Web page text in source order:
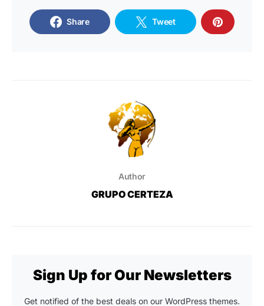
Share Tweet
Author
GRUPO CERTEZA
Sign Up for Our Newsletters
Get notified of the best deals on our WordPress themes.